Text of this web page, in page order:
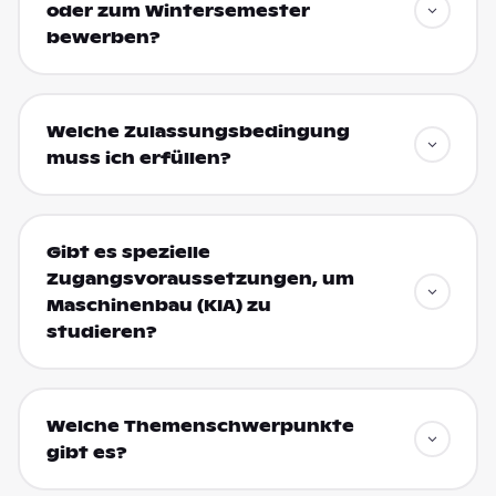
oder zum Wintersemester
bewerben?
Welche Zulassungsbedingung
muss ich erfüllen?
Gibt es spezielle
Zugangsvoraussetzungen, um
Maschinenbau (KIA) zu
studieren?
Welche Themenschwerpunkte
gibt es?